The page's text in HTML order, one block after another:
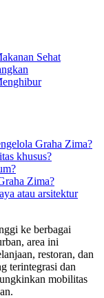
Sehat
Graha Zima?
khusus?
Zima?
atau arsitektur
ke berbagai
area ini
restoran, dan
terintegrasi dan
mobilitas